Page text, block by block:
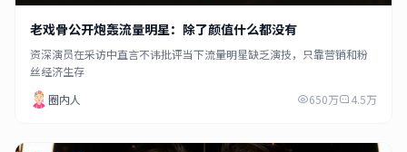
老戏骨公开炮轰流量明星：除了颜值什么都没有
资深演员在采访中直言不讳批评当下流量明星缺乏演技，只靠营销和粉
丝经济生存
圈内人
650万 4.5万